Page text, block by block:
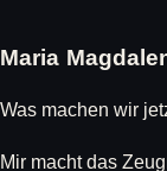
Maria
Was machen wir
Mir macht das